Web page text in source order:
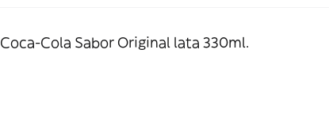
Coca-Cola Sabor Original lata 330ml.